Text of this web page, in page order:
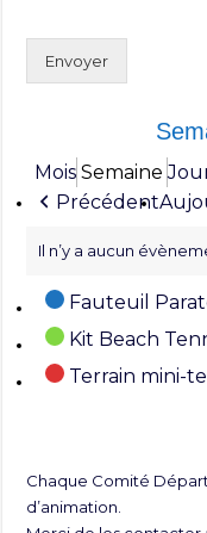
Envoyer
Mois Semaine
Précédent
Il n’y a aucun
Catégories
Fauteuil
Kit Beach
Terrain mini-
Chaque Comité
d’animation.